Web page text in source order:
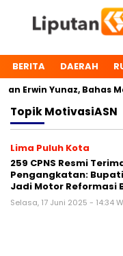
BERITA DAERAH
Erwin Yunaz, Bahas
TopikMotivasiASN
Lima Puluh Kota
259 CPNS Resmi
Pengangkatan:
Jadi Motor Reformasi
Selasa, 17 Juni 2025 - 14:34